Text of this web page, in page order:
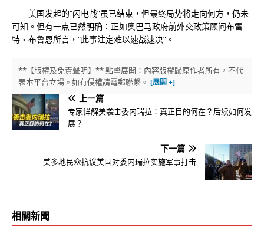
美国发起的“闪电战”虽已结束，但最终局势将走向何方，仍未
可知。但有一点已然明确：正如奥巴马政府前外交政策顾问布雷
特・布鲁恩所言，“此事注定难以速战速决”。
**【版權及免責聲明】** 點擊展開：內容版權歸原作者所有，不代
表本平台立場。如有侵權請電郵聯繫。
上一篇
专家详解美袭击委内瑞拉：真正目的何在？后续如何发
展？
下一篇
美多地民众抗议美国对委内瑞拉实施军事打击
相關新聞